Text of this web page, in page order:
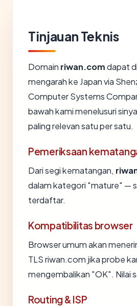
Tinjauan Teknis
Domain riwan.comdapat
mengarah ke Japan via
Computer Systems
bawah kami menelusuri
paling relevan satu per satu.
Pemeriksaan
Dari segi kematangan,
dalam kategori "mature" —
terdaftar.
Kompatibilitas browser
Browser umum akan
TLS riwan.com jika probe
mengembalikan "OK". Nilai
Routing & ISP